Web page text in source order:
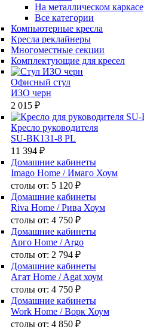
На металлическом каркасе
Все категории
Компьютерные кресла
Кресла реклайнеры
Многоместные секции
Комплектующие для кресел
Офисный стул
ИЗО черн
2 015 ₽
Кресло руководителя
SU-BK131-8 PL
11 394 ₽
Домашние кабинеты
Imago Home / Имаго Хоум
столы от: 5 120 ₽
Домашние кабинеты
Riva Home / Рива Хоум
столы от: 4 750 ₽
Домашние кабинеты
Арго Home / Argo
столы от: 2 794 ₽
Домашние кабинеты
Агат Home / Agat хоум
столы от: 4 750 ₽
Домашние кабинеты
Work Home / Ворк Хоум
столы от: 4 850 ₽